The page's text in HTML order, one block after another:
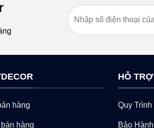
hàng
hàng
HỖ
Quy
Bảo